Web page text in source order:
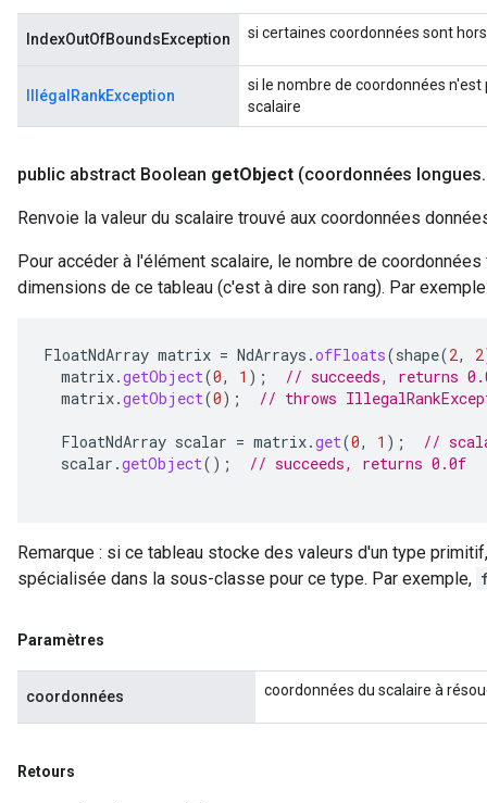
IndexOutOfBoundsException si certaines coordonnées sont
IllégalRankException
si le nombre de coordonnées
scalaire
public abstract Boolean getObject (coordonnées longues.
Renvoie la valeur du scalaire trouvé aux coordonnées
Pour accéder à l'élément scalaire, le nombre de
dimensions de ce tableau (c'est à dire son rang). Par
FloatNdArray matrix = NdArrays .ofFloats(shape(2, 2
matrix.getObject(0, 1 );
// succeeds, returns
matrix.getObject(0); // throws
FloatNdArray scalar = matrix.get(0, 1 );
//
scalar .getObject(); // succeeds, returns 0.0f
Remarque : si ce tableau stocke des valeurs d'un type
spécialisée dans la sous-classe pour ce type. Par exemple,
Paramètres
coordonnées coordonnées du scalaire à
Retours